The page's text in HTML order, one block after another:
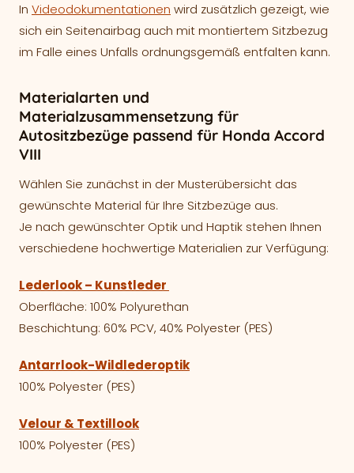
In Videodokumentationen wird zusätzlich gezeigt, wie
sich ein Seitenairbag auch mit montiertem Sitzbezug
im Falle eines Unfalls ordnungsgemäß entfalten kann.
Materialarten und
Materialzusammensetzung für
Autositzbezüge passend für Honda Accord
VIII
Wählen Sie zunächst in der Musterübersicht das
gewünschte Material für Ihre Sitzbezüge aus.
Je nach gewünschter Optik und Haptik stehen Ihnen
verschiedene hochwertige Materialien zur Verfügung:
Lederlook – Kunstleder
Oberfläche: 100% Polyurethan
Beschichtung: 60% PCV, 40% Polyester (PES)
Antarrlook-Wildlederoptik
100% Polyester (PES)
Velour & Textillook
100% Polyester (PES)